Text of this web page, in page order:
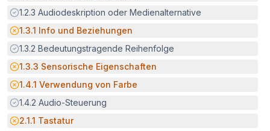
Erfüllt:
1.2.3 Audiodeskription oder Medienalternative
Potenzielle Barriere:
1.3.1 Info und Beziehungen
Erfüllt:
1.3.2 Bedeutungstragende Reihenfolge
Potenzielle Barriere:
1.3.3 Sensorische Eigenschaften
Potenzielle Barriere:
1.4.1 Verwendung von Farbe
Erfüllt:
1.4.2 Audio-Steuerung
Potenzielle Barriere:
2.1.1 Tastatur